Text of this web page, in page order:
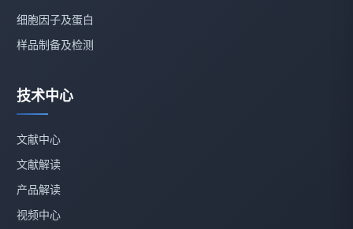
细胞因子及蛋白
样品制备及检测
技术中心
文献中心
文献解读
产品解读
视频中心